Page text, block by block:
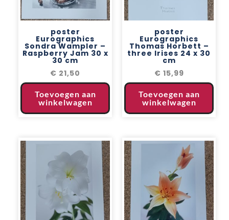
poster
Eurographics
Sondra Wampler –
Raspberry Jam 30 x
30 cm
€ 21,50
Toevoegen aan
winkelwagen
poster
Eurographics
Thomas Horbett –
three Irises 24 x 30
cm
€ 15,99
Toevoegen aan
winkelwagen